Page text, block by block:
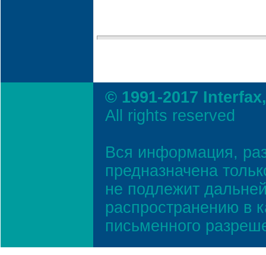
© 1991-2017
All rights reserved
Вся информация,
предназначена
не подлежит
распространению в
письменного